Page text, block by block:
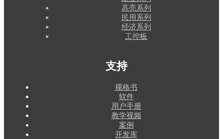
高亮系列
民用系列
经济系列
工控板
支持
规格书
软件
用户手册
教学视频
案例
开发库